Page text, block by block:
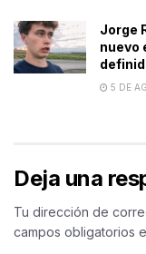
Jorge
nuevo
5 DE
Deja una
Tu dirección de
campos obligatorios